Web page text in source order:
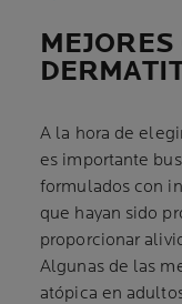
A la hora de
es importante
formulados con
que hayan sido
proporcionar
Algunas de las
atópica en